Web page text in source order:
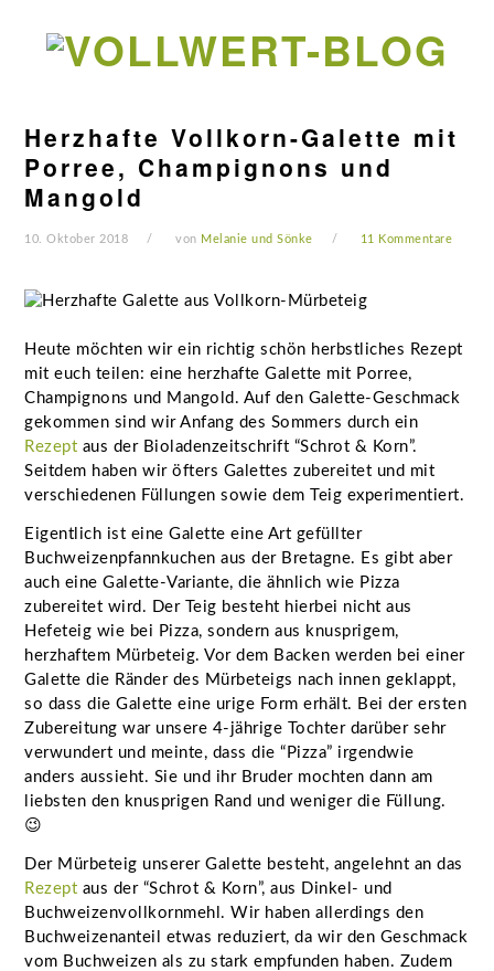
Hauptnavigation
Seitenspalte
Fußzeile
Herzhafte Vollkorn-Galette mit
Porree, Champignons und
Mangold
10. Oktober 2018 von Melanie und Sönke 11 Kommentare
Heute möchten wir ein richtig schön herbstliches Rezept
mit euch teilen: eine herzhafte Galette mit Porree,
Champignons und Mangold. Auf den Galette-Geschmack
gekommen sind wir Anfang des Sommers durch ein
Rezept aus der Bioladenzeitschrift “Schrot & Korn”.
Seitdem haben wir öfters Galettes zubereitet und mit
verschiedenen Füllungen sowie dem Teig experimentiert.
Eigentlich ist eine Galette eine Art gefüllter
Buchweizenpfannkuchen aus der Bretagne. Es gibt aber
auch eine Galette-Variante, die ähnlich wie Pizza
zubereitet wird. Der Teig besteht hierbei nicht aus
Hefeteig wie bei Pizza, sondern aus knusprigem,
herzhaftem Mürbeteig. Vor dem Backen werden bei einer
Galette die Ränder des Mürbeteigs nach innen geklappt,
so dass die Galette eine urige Form erhält. Bei der ersten
Zubereitung war unsere 4-jährige Tochter darüber sehr
verwundert und meinte, dass die “Pizza” irgendwie
anders aussieht. Sie und ihr Bruder mochten dann am
liebsten den knusprigen Rand und weniger die Füllung.
😉
Der Mürbeteig unserer Galette besteht, angelehnt an das
Rezept aus der “Schrot & Korn”, aus Dinkel- und
Buchweizenvollkornmehl. Wir haben allerdings den
Buchweizenanteil etwas reduziert, da wir den Geschmack
vom Buchweizen als zu stark empfunden haben. Zudem